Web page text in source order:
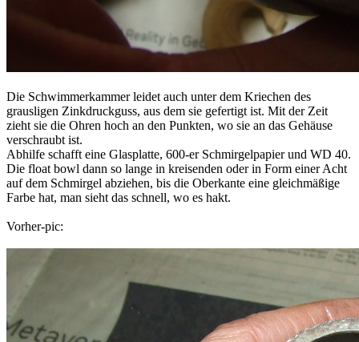
Die Schwimmerkammer leidet auch unter dem Kriechen des
grausligen Zinkdruckguss, aus dem sie gefertigt ist. Mit der Zeit
zieht sie die Ohren hoch an den Punkten, wo sie an das Gehäuse
verschraubt ist.
Abhilfe schafft eine Glasplatte, 600-er Schmirgelpapier und WD 40.
Die float bowl dann so lange in kreisenden oder in Form einer Acht
auf dem Schmirgel abziehen, bis die Oberkante eine gleichmäßige
Farbe hat, man sieht das schnell, wo es hakt.
Vorher-pic: